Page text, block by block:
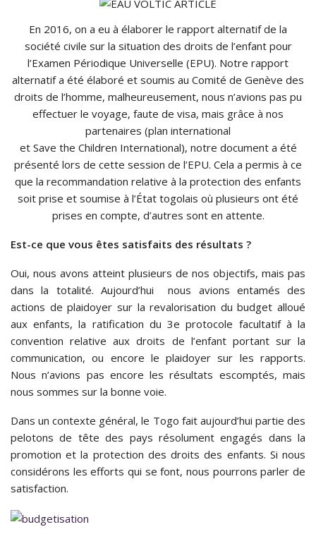
En 2016, on a eu à élaborer le rapport alternatif de la
société civile sur la situation des droits de l’enfant pour
l’Examen Périodique Universelle (EPU). Notre rapport
alternatif a été élaboré et soumis au Comité de Genève des
droits de l’homme, malheureusement, nous n’avions pas pu
effectuer le voyage, faute de visa, mais grâce à nos
partenaires (plan international
et Save the Children International), notre document a été
présenté lors de cette session de l’EPU. Cela a permis à ce
que la recommandation relative à la protection des enfants
soit prise et soumise à l’État togolais où plusieurs ont été
prises en compte, d’autres sont en attente.
Est-ce que vous êtes satisfaits des résultats ?
Oui, nous avons atteint plusieurs de nos objectifs, mais pas
dans la totalité. Aujourd’hui nous avions entamés des
actions de plaidoyer sur la revalorisation du budget alloué
aux enfants, la ratification du 3e protocole facultatif à la
convention relative aux droits de l’enfant portant sur la
communication, ou encore le plaidoyer sur les rapports.
Nous n’avions pas encore les résultats escomptés, mais
nous sommes sur la bonne voie.
Dans un contexte général, le Togo fait aujourd’hui partie des
pelotons de tête des pays résolument engagés dans la
promotion et la protection des droits des enfants. Si nous
considérons les efforts qui se font, nous pourrons parler de
satisfaction.